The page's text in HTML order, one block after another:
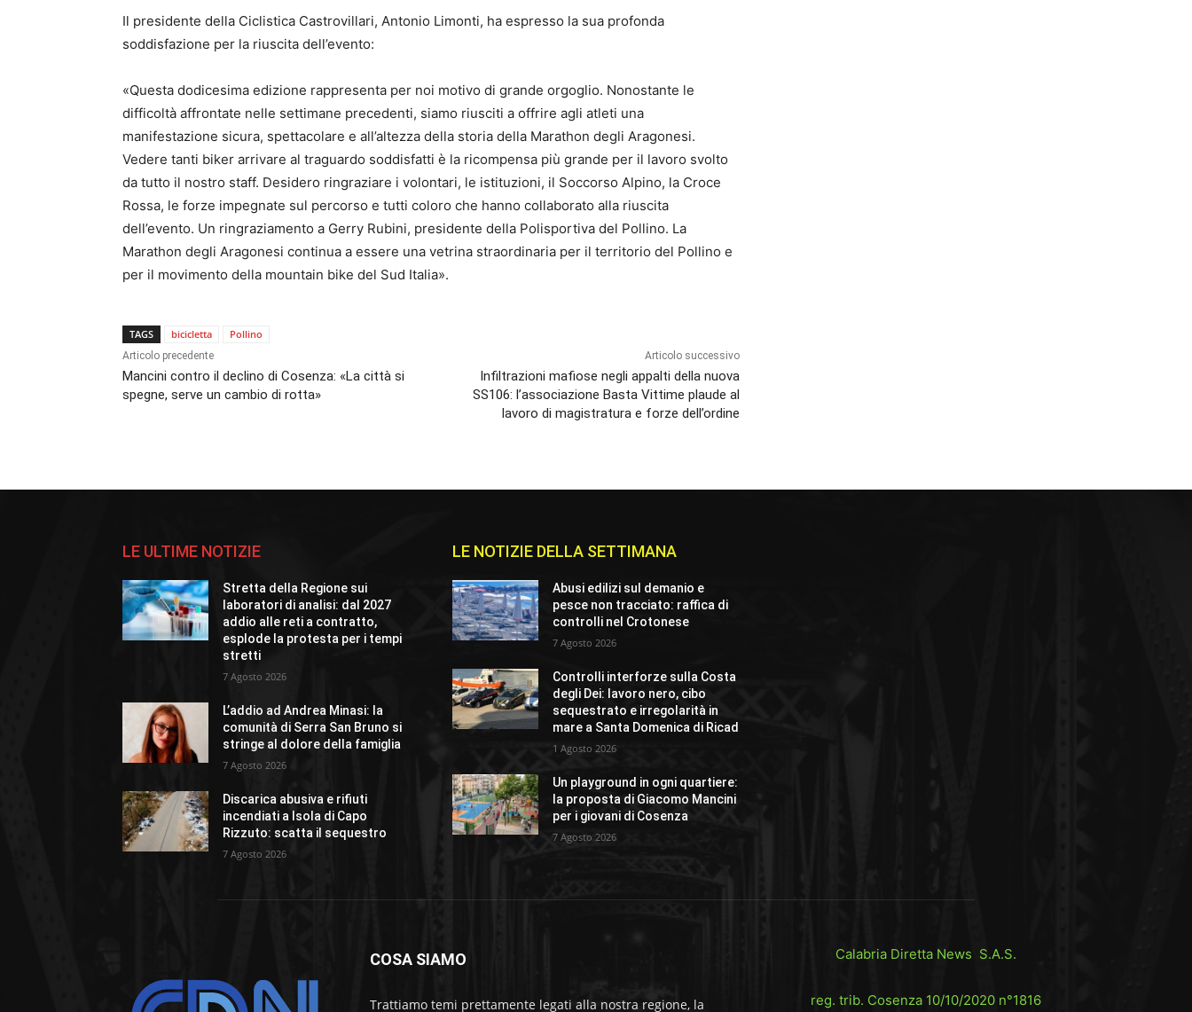
Il presidente della Ciclistica Castrovillari, Antonio Limonti, ha espresso la sua profonda
soddisfazione per la riuscita dell’evento:
«Questa dodicesima edizione rappresenta per noi motivo di grande orgoglio. Nonostante le
difficoltà affrontate nelle settimane precedenti, siamo riusciti a offrire agli atleti una
manifestazione sicura, spettacolare e all’altezza della storia della Marathon degli Aragonesi.
Vedere tanti biker arrivare al traguardo soddisfatti è la ricompensa più grande per il lavoro svolto
da tutto il nostro staff. Desidero ringraziare i volontari, le istituzioni, il Soccorso Alpino, la Croce
Rossa, le forze impegnate sul percorso e tutti coloro che hanno collaborato alla riuscita
dell’evento. Un ringraziamento a Gerry Rubini, presidente della Polisportiva del Pollino. La
Marathon degli Aragonesi continua a essere una vetrina straordinaria per il territorio del Pollino e
per il movimento della mountain bike del Sud Italia».
TAGS bicicletta Pollino
Articolo precedente
Mancini contro il declino di Cosenza: «La città si
spegne, serve un cambio di rotta»
Articolo successivo
Infiltrazioni mafiose negli appalti della nuova
SS106: l’associazione Basta Vittime plaude al
lavoro di magistratura e forze dell’ordine
LE ULTIME NOTIZIE
Stretta della Regione sui
laboratori di analisi: dal 2027
addio alle reti a contratto,
esplode la protesta per i tempi
stretti
7 Agosto 2026
L’addio ad Andrea Minasi: la
comunità di Serra San Bruno si
stringe al dolore della famiglia
7 Agosto 2026
Discarica abusiva e rifiuti
incendiati a Isola di Capo
Rizzuto: scatta il sequestro
7 Agosto 2026
LE NOTIZIE DELLA SETTIMANA
Abusi edilizi sul demanio e
pesce non tracciato: raffica di
controlli nel Crotonese
7 Agosto 2026
Controlli interforze sulla Costa
degli Dei: lavoro nero, cibo
sequestrato e irregolarità in
mare a Santa Domenica di Ricad
1 Agosto 2026
Un playground in ogni quartiere:
la proposta di Giacomo Mancini
per i giovani di Cosenza
7 Agosto 2026
COSA SIAMO
Trattiamo temi prettamente legati alla nostra regione, la
Calabria Diretta News S.A.S.
reg. trib. Cosenza 10/10/2020 n°1816